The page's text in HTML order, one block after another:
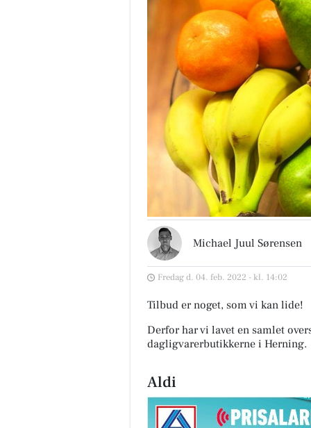
Michael Juul Sørensen
Fredag d. 04. feb. 2022 - kl. 14:02
Tilbud er noget, som vi kan lide!
Derfor har vi lavet en samlet
dagligvarerbutikkerne i Herning.
Aldi